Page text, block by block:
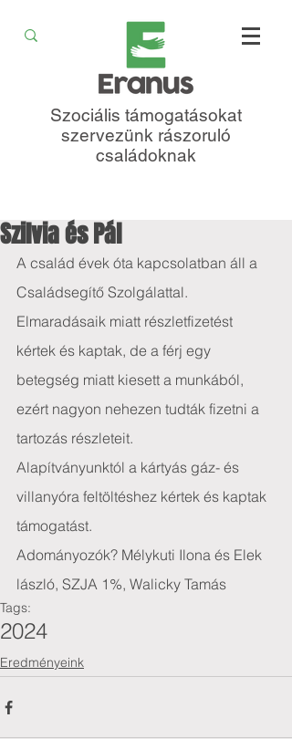
Szociális támogatásokat
szervezünk rászoruló
családoknak
Szilvia és Pál
A család évek óta kapcsolatban áll a
Családsegítő Szolgálattal.
Elmaradásaik miatt részletfizetést
kértek és kaptak, de a férj egy
betegség miatt kiesett a munkából,
ezért nagyon nehezen tudták fizetni a
tartozás részleteit.
Alapítványunktól a kártyás gáz- és
villanyóra feltöltéshez kértek és kaptak
támogatást.
Adományozók? Mélykuti Ilona és Elek
lászló, SZJA 1%, Walicky Tamás
Tags:
2024
Eredményeink